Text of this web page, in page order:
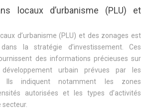
locaux d’urbanisme (PLU) et
d’urbanisme (PLU) et des zonages est
la stratégie d’investissement. Ces
des informations précieuses sur
urbain prévues par les
Ils indiquent notamment les zones
autorisées et les types d’activités
secteur.